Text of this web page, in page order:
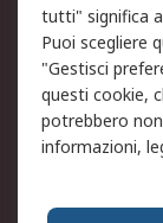
Email
Condizioni
Etica e
Chi Siamo
Chi Siamo
tutti" significa
Puoi scegliere
"Gestisci
questi cookie,
potrebbero
informazioni,